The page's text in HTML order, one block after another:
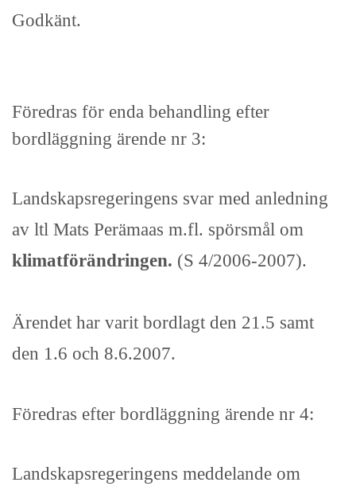
Godkänt.
Föredras för enda behandling efter
bordläggning ärende nr 3:
Landskapsregeringens svar med anledning
av ltl Mats Perämaas m.fl. spörsmål om
klimatförändringen. (S 4/2006-2007).
Ärendet har varit bordlagt den 21.5 samt
den 1.6 och 8.6.2007.
Föredras efter bordläggning ärende nr 4:
Landskapsregeringens meddelande om